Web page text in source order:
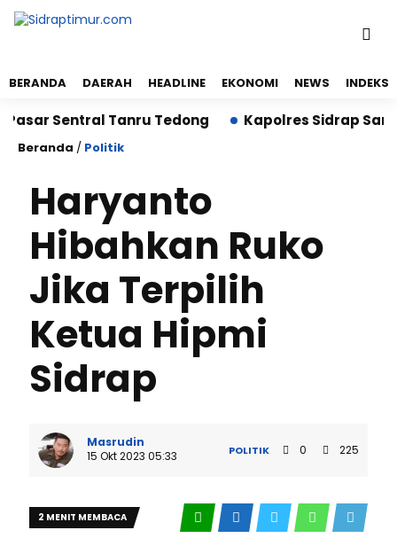
BERANDA DAERAH HEADLINE EKONOMI NEWS INDEKS
Sentral Tanru Tedong Kapolres Sidrap Sambangi
Beranda / Politik
Haryanto
Hibahkan Ruko
Jika Terpilih
Ketua Hipmi
Sidrap
Masrudin
15 Okt 2023 05:33
POLITIK 0 225
2 MENIT MEMBACA